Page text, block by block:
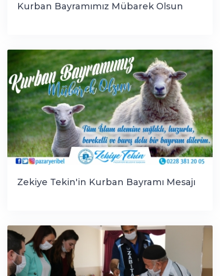
Kurban Bayramımız Mübarek Olsun
Zekiye Tekin'in Kurban Bayramı Mesajı